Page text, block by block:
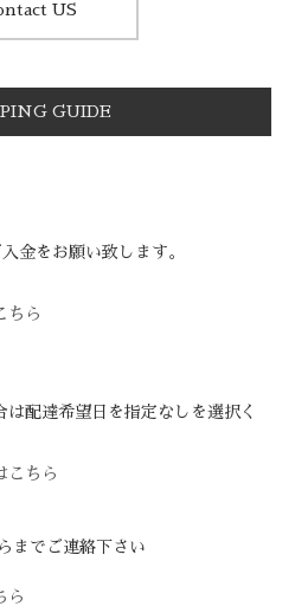
US
GUIDE
金をお願い致します。
ちら
配達希望日を指定なしを選択く
こちら
までご連絡下さい
ら